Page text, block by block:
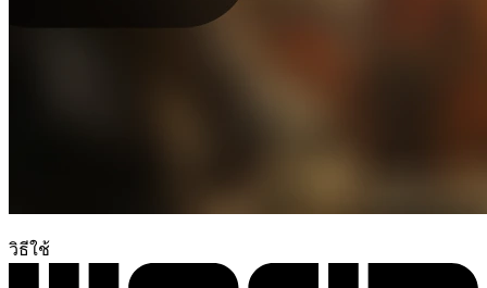
วิธีใช้